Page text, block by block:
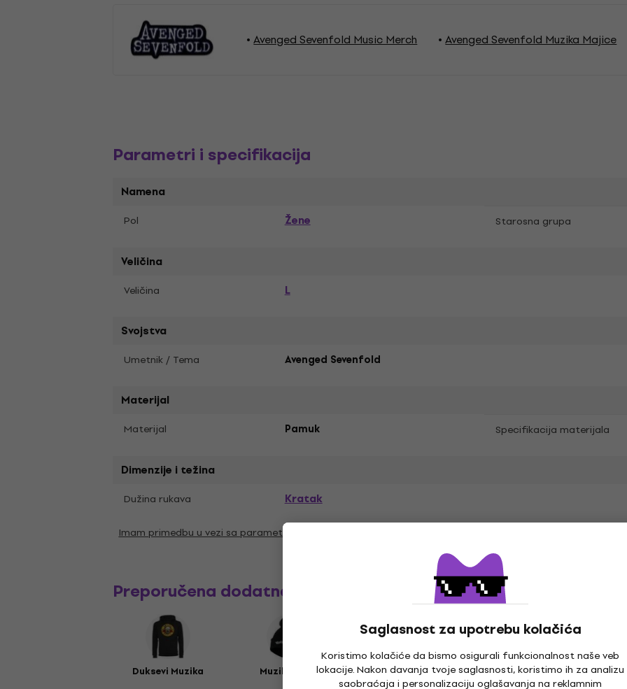
Saglasnost za upotrebu kolačića
Koristimo kolačiće da bismo osigurali funkcionalnost naše veb
lokacije. Nakon davanja tvoje saglasnosti, koristimo ih za analizu
saobraćaja i personalizaciju oglašavanja na reklamnim
Avenged Sevenfold Music Merch Avenged Sevenfold Muzika Majice
Parametri i specifikacija
Namena
Pol Žene Starosna grupa
Veličina
Veličina L
Svojstva
Umetnik / Tema Avenged Sevenfold
Materijal
Materijal Pamuk Specifikacija materijala
Dimenzije i težina
Dužina rukava Kratak
Imam primedbu u vezi sa parametrima
Preporučena dodatna oprema
Duksevi Muzika Muzika kape LP ploče Muzika kačketi